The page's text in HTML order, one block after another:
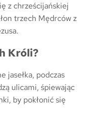
z chrześcijańskiej
trzech Mędrców z
Króli?
jasełka, podczas
ulicami, śpiewając
by pokłonić się